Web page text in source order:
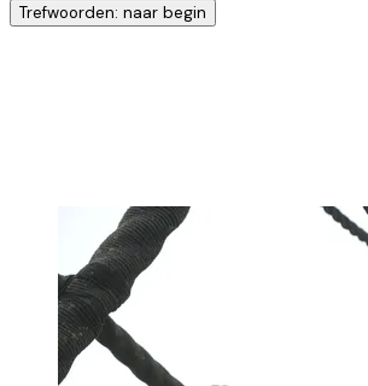
Trefwoorden: naar begin